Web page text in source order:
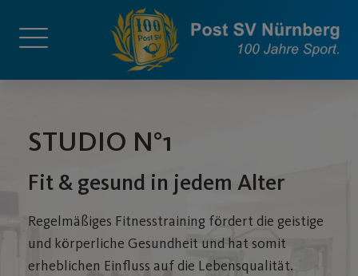
STUDIO N°1
Fit & gesund in jedem Alter
Regelmäßiges Fitnesstraining fördert die geistige
und körperliche Gesundheit und hat somit
erheblichen Einfluss auf die Lebensqualität.